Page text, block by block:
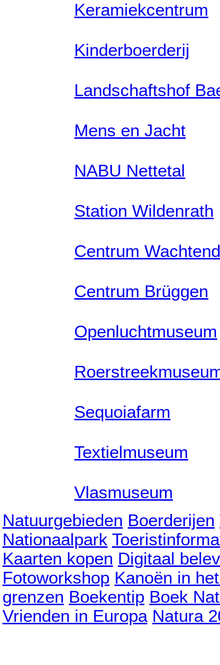
Keramiekcentrum
Kinderboerderij
Landschaftshof
Mens en Jacht
NABU Nettetal
Station Wildenrath
Centrum
Centrum Brüggen
Openluchtmuseum
Sequoiafarm
Textielmuseum
Vlasmuseum
Natuurgebieden Boerderijen
Nationaalpark
Kaarten kopen Digitaal
Fotoworkshop Kanoën in
grenzen Boekentip Boek
Vrienden in Europa Natura